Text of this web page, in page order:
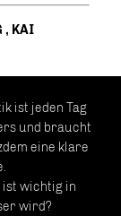
, KAI
ist jeden Tag
und braucht
eine klare
ist wichtig in
wird?